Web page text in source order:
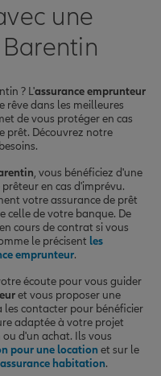
une
? L'assurance emprunteur
rêve dans les meilleures
de vous protéger en cas
prêt. Découvrez notre
, vous bénéficiez d'une
en cas d'imprévu.
votre assurance de prêt
celle de votre banque. De
cours de contrat si vous
le précisent les
emprunteur.
écoute pour vous guider
et vous proposer une
les contacter pour bénéficier
adaptée à votre projet
d'un achat. Ils vous
pour une location et sur le
habitation.